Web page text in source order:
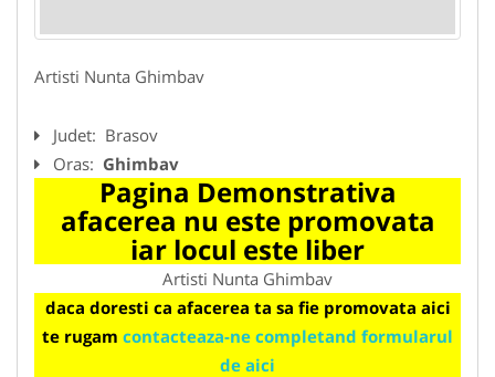
Artisti Nunta Ghimbav
Judet: Brasov
Oras: Ghimbav
Pagina Demonstrativa
afacerea nu este promovata
iar locul este liber
Artisti Nunta Ghimbav
daca doresti ca afacerea ta sa fie promovata aici
te rugam contacteaza-ne completand formularul
de aici